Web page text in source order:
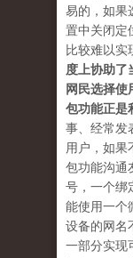
易的，如果
置中关闭定
比较难以实
度上协助了
网民选择使
包功能正是
事、经常发
用户，如果
包功能沟通
号，一个绑
能使用一个
设备的网名
一部分实现